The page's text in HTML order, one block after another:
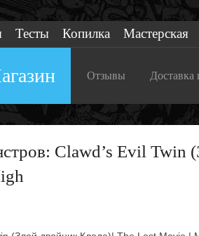
Тесты Копилка Мастерская
Отзывы Доставка
Clawd’s Evil Twin